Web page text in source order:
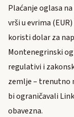
Plaćanje oglasa
vrši u evrima
koristi dolar za
Montenegrinski
regulativi i
zemlje – trenutno
bi ograničavali
obavezna.